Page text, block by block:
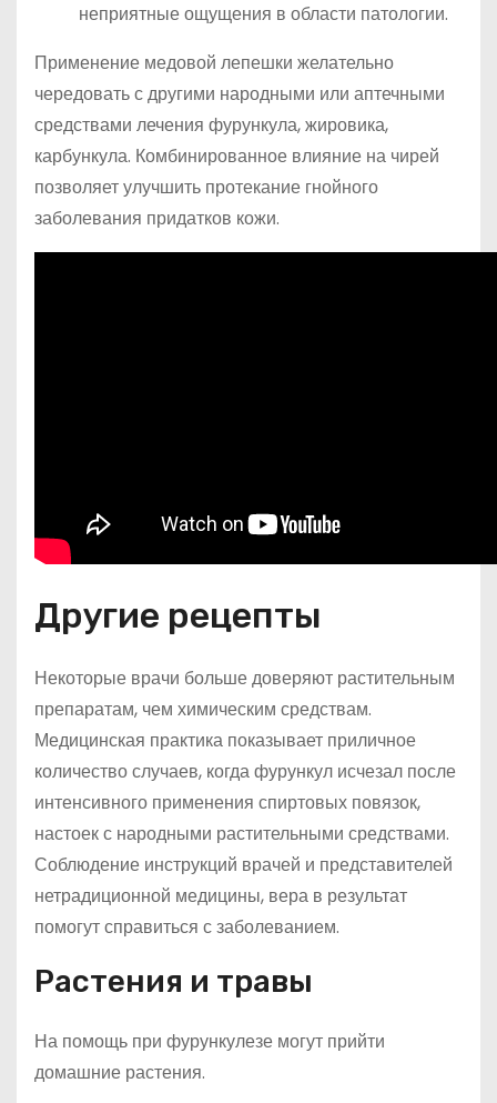
неприятные ощущения в области патологии.
Применение медовой лепешки желательно
чередовать с другими народными или аптечными
средствами лечения фурункула, жировика,
карбункула. Комбинированное влияние на чирей
позволяет улучшить протекание гнойного
заболевания придатков кожи.
Другие рецепты
Некоторые врачи больше доверяют растительным
препаратам, чем химическим средствам.
Медицинская практика показывает приличное
количество случаев, когда фурункул исчезал после
интенсивного применения спиртовых повязок,
настоек с народными растительными средствами.
Соблюдение инструкций врачей и представителей
нетрадиционной медицины, вера в результат
помогут справиться с заболеванием.
Растения и травы
На помощь при фурункулезе могут прийти
домашние растения.